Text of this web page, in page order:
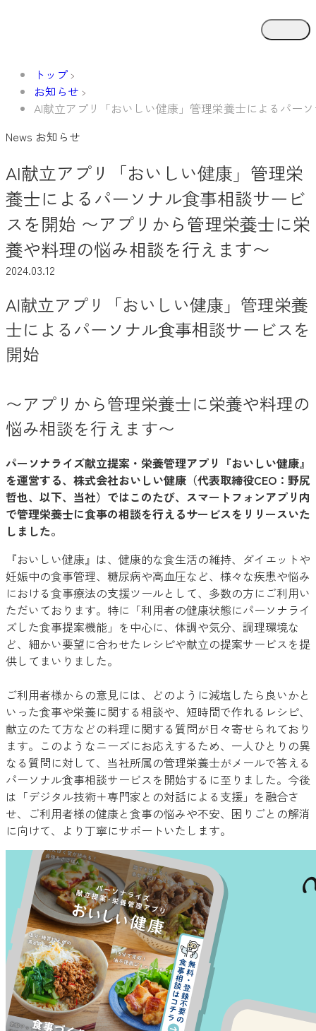
トップ
お知らせ
AI献立アプリ「おいしい健康」管理栄養士によるパー
News お知らせ
AI献立アプリ「おいしい健康」管理栄
養士によるパーソナル食事相談サービ
スを開始 〜アプリから管理栄養士に栄
養や料理の悩み相談を行えます〜
2024.03.12
AI献立アプリ「おいしい健康」管理栄養
士によるパーソナル食事相談サービスを
開始
〜アプリから管理栄養士に栄養や料理の
悩み相談を行えます〜
パーソナライズ献立提案・栄養管理アプリ『おいしい健康』
を運営する、株式会社おいしい健康（代表取締役CEO：野尻
哲也、以下、当社）ではこのたび、スマートフォンアプリ内
で管理栄養士に食事の相談を行えるサービスをリリースいた
しました。
『おいしい健康』は、健康的な食生活の維持、ダイエットや
妊娠中の食事管理、糖尿病や高血圧など、様々な疾患や悩み
における食事療法の支援ツールとして、多数の方にご利用い
ただいております。特に「利用者の健康状態にパーソナライ
ズした食事提案機能」を中心に、体調や気分、調理環境な
ど、細かい要望に合わせたレシピや献立の提案サービスを提
供してまいりました。
ご利用者様からの意見には、どのように減塩したら良いかと
いった食事や栄養に関する相談や、短時間で作れるレシピ、
献立のたて方などの料理に関する質問が日々寄せられており
ます。このようなニーズにお応えするため、一人ひとりの異
なる質問に対して、当社所属の管理栄養士がメールで答える
パーソナル食事相談サービスを開始するに至りました。今後
は「デジタル技術＋専門家との対話による支援」を融合さ
せ、ご利用者様の健康と食事の悩みや不安、困りごとの解消
に向けて、より丁寧にサポートいたします。